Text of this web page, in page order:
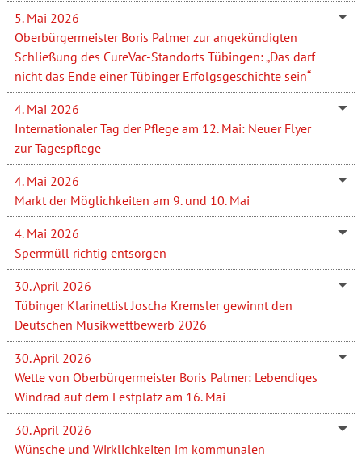
5. Mai 2026
Oberbürgermeister Boris Palmer zur angekündigten
Schließung des CureVac-Standorts Tübingen: „Das darf
nicht das Ende einer Tübinger Erfolgsgeschichte sein“
4. Mai 2026
Internationaler Tag der Pflege am 12. Mai: Neuer Flyer
zur Tagespflege
4. Mai 2026
Markt der Möglichkeiten am 9. und 10. Mai
4. Mai 2026
Sperrmüll richtig entsorgen
30. April 2026
Tübinger Klarinettist Joscha Kremsler gewinnt den
Deutschen Musikwettbewerb 2026
30. April 2026
Wette von Oberbürgermeister Boris Palmer: Lebendiges
Windrad auf dem Festplatz am 16. Mai
30. April 2026
Wünsche und Wirklichkeiten im kommunalen